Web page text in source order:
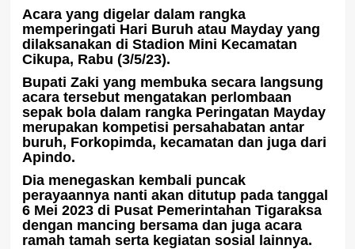
Acara yang digelar dalam rangka
memperingati Hari Buruh atau Mayday yang
dilaksanakan di Stadion Mini Kecamatan
Cikupa, Rabu (3/5/23).
Bupati Zaki yang membuka secara langsung
acara tersebut mengatakan perlombaan
sepak bola dalam rangka Peringatan Mayday
merupakan kompetisi persahabatan antar
buruh, Forkopimda, kecamatan dan juga dari
Apindo.
Dia menegaskan kembali puncak
perayaannya nanti akan ditutup pada tanggal
6 Mei 2023 di Pusat Pemerintahan Tigaraksa
dengan mancing bersama dan juga acara
ramah tamah serta kegiatan sosial lainnya.